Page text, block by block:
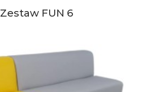
Zestaw FUN 6